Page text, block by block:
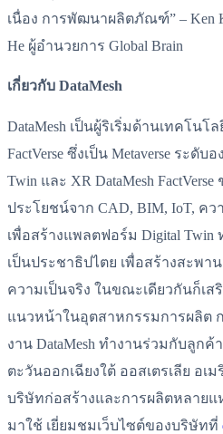
เนื่อง การพัฒนาผลิตภัณฑ์” – Ken
He ผู้อำนวยการ Global Brain
เกี่ยวกับ DataMesh
DataMesh เป็นผู้ริเริ่มด้านเทคโนโ
FactVerse ซึ่งเป็น Metaverse ระดั
Twin และ XR DataMesh
ประโยชน์จาก CAD, BIM, IoT, ค
เพื่อสร้างแพลตฟอร์ม Digital Twin
เป็นประชาธิปไตย เพื่อสร้างสะพ
ความเป็นจริง ในขณะเดียวกันก็เ
แนวหน้าในอุตสาหกรรมการผลิต
งาน DataMesh ทำงานร่วมกับลูก
ตะวันออกเฉียงใต้ ออสเตรเลีย อเ
บริษัทก่อสร้างและการผลิตหลายแ
มาใช้ เยี่ยมชมเว็บไซต์ของบริษัทที่